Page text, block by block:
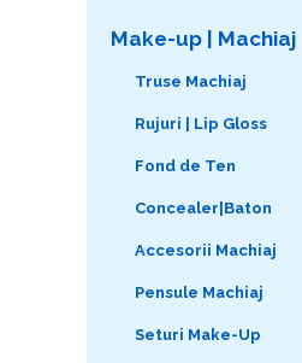
Make-up | Machiaj
Truse Machiaj
Rujuri | Lip Gloss
Fond de Ten
Concealer|Baton
Accesorii Machiaj
Pensule Machiaj
Seturi Make-Up